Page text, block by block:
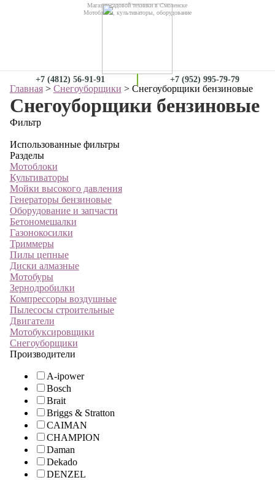
Магазин садовой техники в Смоленске
Мотоблоки, культиваторы, оборудование
+7 (4812) 56-91-91 +7 (952) 995-79-79
Главная> Снегоуборщики > Снегоуборщики бензиновые
Снегоуборщики бензиновые
Фильтр
Использованные фильтры
Разделы
Мотоблоки
Культиваторы
Мойки высокого давления
Генераторы бензиновые
Оборудование и запчасти
Бетономешалки
Газонокосилки
Триммеры
Пилы цепные
Диски алмазные
Мотобуры
Зернодробилки
Компрессоры воздушные
Пылесосы строительные
Двигатели
Мотобуксировщики
Снегоуборщики
Производители
A-ipower
Bosch
Brait
Briggs & Stratton
CAIMAN
CHAMPION
Daman
Dekado
DENZEL